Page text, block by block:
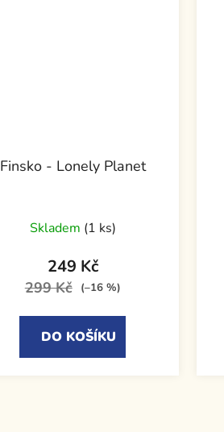
Finsko - Lonely Planet
Skladem (1 ks)
249 Kč
299 Kč (–16 %)
DO KOŠÍKU